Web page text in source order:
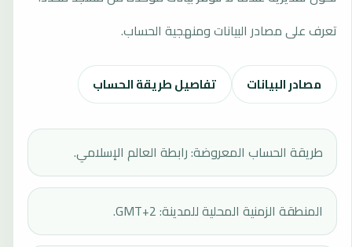
تعرف على مصادر البيانات ومنهجية الحساب.
مصادر البيانات تفاصيل طريقة الحساب
طريقة الحساب المعروضة: رابطة العالم الإسلامي.
المنطقة الزمنية المحلية للمدينة: GMT+2.